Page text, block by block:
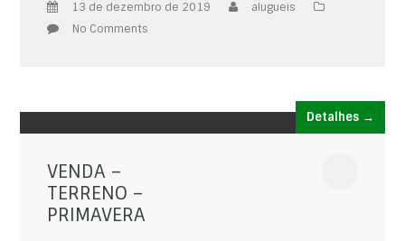
13 de dezembro de 2019
alugueis
No Comments
Detalhes →
VENDA –
TERRENO –
PRIMAVERA